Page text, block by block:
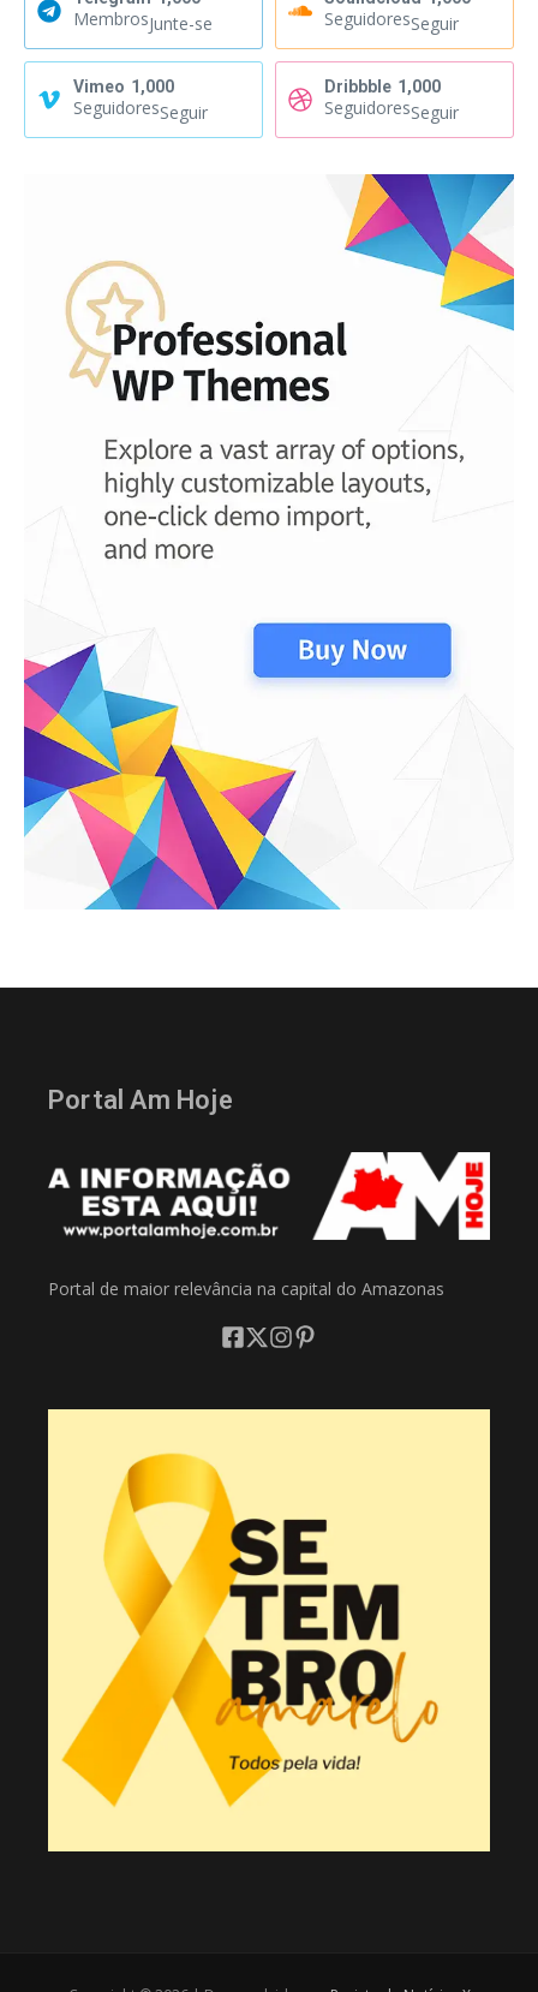
MembrosJunte-se SeguidoresSeguir
Vimeo 1,000
SeguidoresSeguir
Dribbble 1,000
SeguidoresSeguir
Portal Am Hoje
Portal de maior relevância na capital do Amazonas